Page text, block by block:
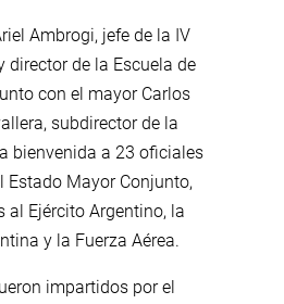
Ambrogi, jefe de la IV
director de la Escuela de
con el mayor Carlos
subdirector de la
bienvenida a 23 oficiales
Estado Mayor Conjunto,
al Ejército Argentino, la
y la Fuerza Aérea.
impartidos por el